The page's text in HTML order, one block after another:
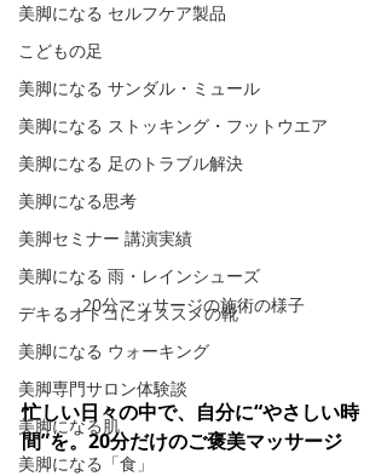
美脚になる セルフケア製品
こどもの足
美脚になる サンダル・ミュール
美脚になる ストッキング・フットウエア
美脚になる 足のトラブル解決
美脚になる思考
美脚セミナー 講演実績
美脚になる 雨・レインシューズ
デキるオトコにオススメの靴
美脚になる ウォーキング
美脚専門サロン体験談
美脚になる肌
美脚になる「食」
20分マッサージの施術の様子
忙しい日々の中で、自分に“やさしい時
間”を。20分だけのご褒美マッサージ